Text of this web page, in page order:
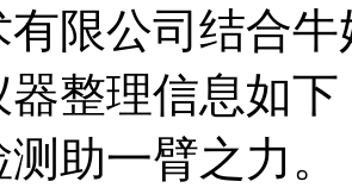
限公司结合
器整理信息如
助一臂之力。